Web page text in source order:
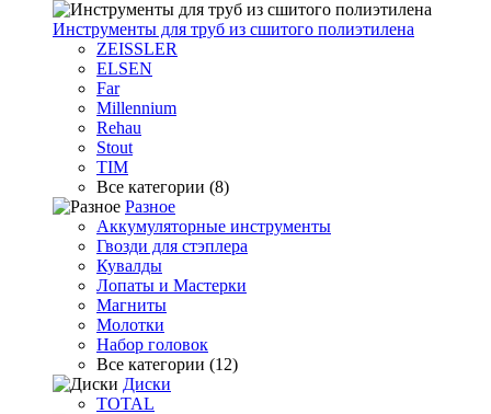
Инструменты для труб из сшитого полиэтилена
ZEISSLER
ELSEN
Far
Millennium
Rehau
Stout
TIM
Все категории (8)
Разное
Аккумуляторные инструменты
Гвозди для стэплера
Кувалды
Лопаты и Мастерки
Магниты
Молотки
Набор головок
Все категории (12)
Диски
TOTAL